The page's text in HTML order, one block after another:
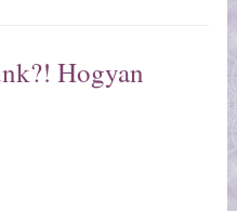
Hogyan